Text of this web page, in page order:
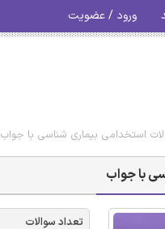
ورود / عضویت
استخدامی بیماری شناسی با جواب
با جواب
تعداد سوالات